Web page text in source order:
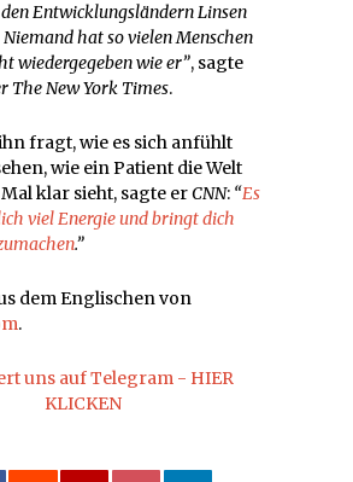
Entwicklungsländern Linsen
hat so vielen Menschen
wiedergegeben wie er”, sagte
The New York Times.
fragt, wie es sich anfühlt
wie ein Patient die Welt
klar sieht, sagte erCNN: “Es
viel Energie und bringt dich
.”
dem Englischen von
.
uns auf Telegram - HIER
KLICKEN